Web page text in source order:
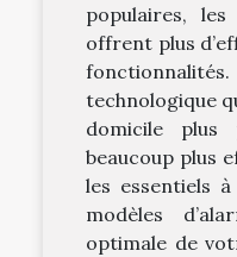
populaires,
offrent plus
technologique
domicile plus
beaucoup plus
les essentiels
modèles
optimale de